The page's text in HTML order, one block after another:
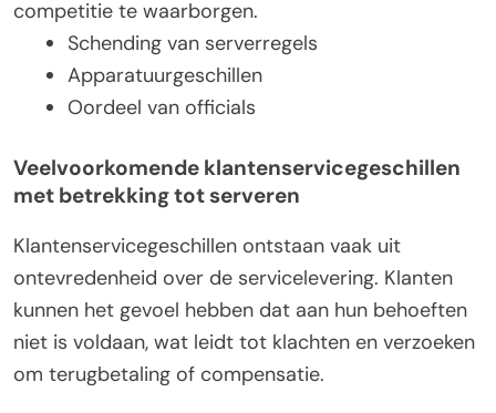
competitie te waarborgen.
Schending van serverregels
Apparatuurgeschillen
Oordeel van officials
Veelvoorkomende klantenservicegeschillen
met betrekking tot serveren
Klantenservicegeschillen ontstaan vaak uit
ontevredenheid over de servicelevering. Klanten
kunnen het gevoel hebben dat aan hun behoeften
niet is voldaan, wat leidt tot klachten en verzoeken
om terugbetaling of compensatie.